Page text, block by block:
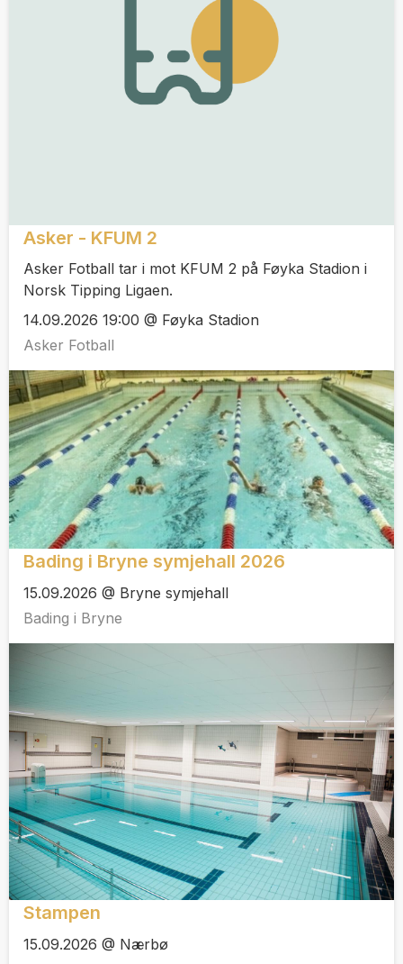
Asker - KFUM 2
Asker Fotball tar i mot KFUM 2 på Føyka Stadion i
Norsk Tipping Ligaen.
14.09.2026 19:00 @ Føyka Stadion
Asker Fotball
Bading i Bryne symjehall 2026
15.09.2026 @ Bryne symjehall
Bading i Bryne
Stampen
15.09.2026 @ Nærbø